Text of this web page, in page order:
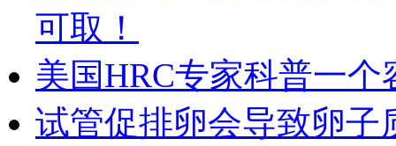
可取！
美国HRC专家科普一
试管促排卵会导致卵子